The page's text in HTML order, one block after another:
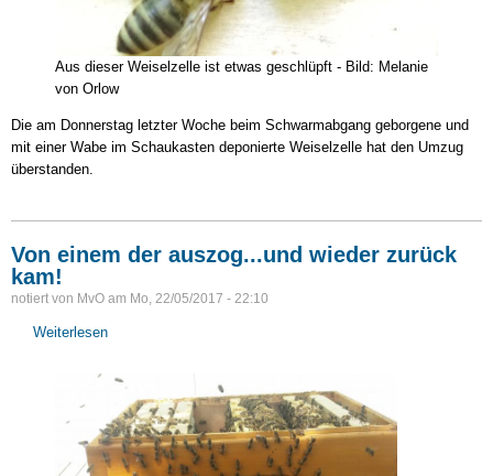
Aus dieser Weiselzelle ist etwas geschlüpft - Bild: Melanie
von Orlow
Die am Donnerstag letzter Woche beim Schwarmabgang geborgene und
mit einer Wabe im Schaukasten deponierte Weiselzelle hat den Umzug
überstanden.
Von einem der auszog...und wieder zurück
kam!
notiert von MvO am Mo, 22/05/2017 - 22:10
Weiterlesen
einem
auszog...und
wieder
zurück